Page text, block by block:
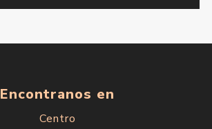
Encontranos en
Centro